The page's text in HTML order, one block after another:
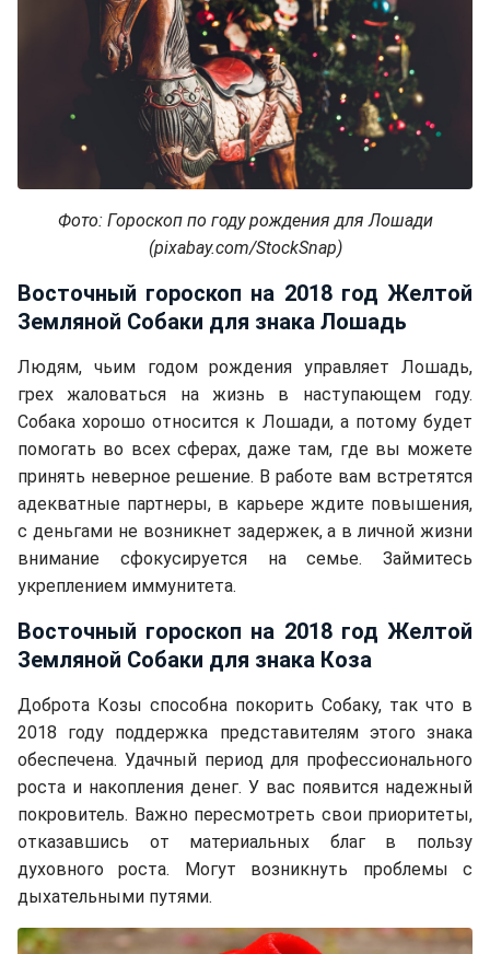
Фото: Гороскоп по году рождения для Лошади
(pixabay.com/StockSnap)
Восточный гороскоп на 2018 год Желтой
Земляной Собаки для знака Лошадь
Людям, чьим годом рождения управляет Лошадь,
грех жаловаться на жизнь в наступающем году.
Собака хорошо относится к Лошади, а потому будет
помогать во всех сферах, даже там, где вы можете
принять неверное решение. В работе вам встретятся
адекватные партнеры, в карьере ждите повышения,
с деньгами не возникнет задержек, а в личной жизни
внимание сфокусируется на семье. Займитесь
укреплением иммунитета.
Восточный гороскоп на 2018 год Желтой
Земляной Собаки для знака Коза
Доброта Козы способна покорить Собаку, так что в
2018 году поддержка представителям этого знака
обеспечена. Удачный период для профессионального
роста и накопления денег. У вас появится надежный
покровитель. Важно пересмотреть свои приоритеты,
отказавшись от материальных благ в пользу
духовного роста. Могут возникнуть проблемы с
дыхательными путями.